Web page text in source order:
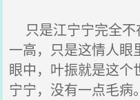
只是江宁宁完全不
一高，只是这情人眼
眼中，叶振就是这个
宁宁，没有一点毛病。